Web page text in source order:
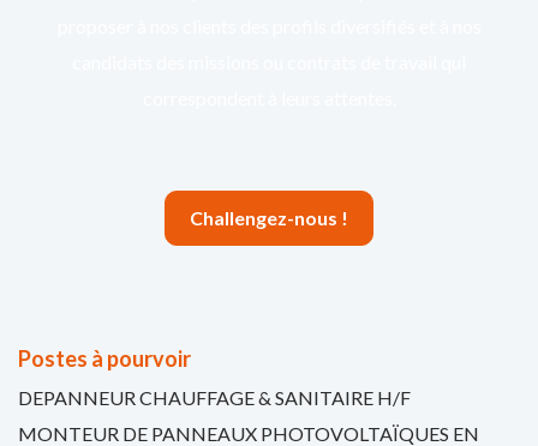
Challengez-nous !
Postes à pourvoir
DEPANNEUR CHAUFFAGE & SANITAIRE H/F
MONTEUR DE PANNEAUX PHOTOVOLTAÏQUES EN